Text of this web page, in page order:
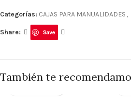
Categorías: CAJAS PARA MANUALIDADES ,
Share: Save
También te